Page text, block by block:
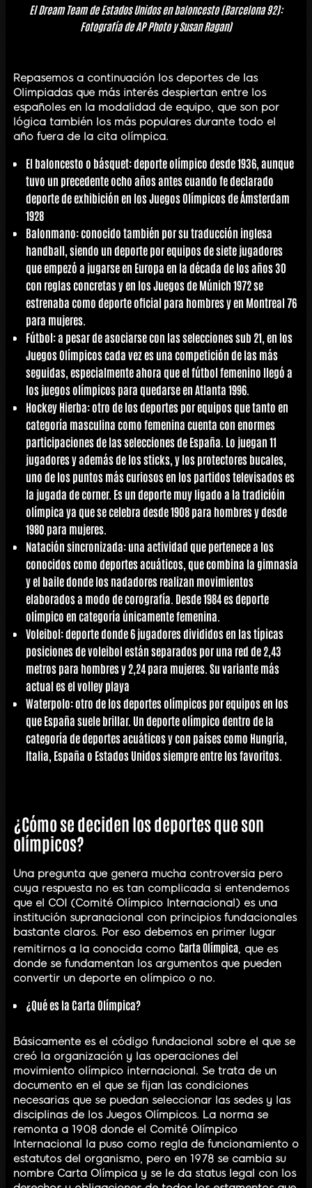
El Dream Team de Estados Unidos en baloncesto (Barcelona 92):
Fotografía de AP Photo y Susan Ragan)
Repasemos a continuación los deportes de las
Olimpiadas que más interés despiertan entre los
españoles en la modalidad de equipo, que son por
lógica también los más populares durante todo el
año fuera de la cita olímpica.
El baloncesto o básquet: deporte olímpico desde 1936, aunque
tuvo un precedente ocho años antes cuando fe declarado
deporte de exhibición en los Juegos Olímpicos de Ámsterdam
1928
Balonmano: conocido también por su traducción inglesa
handball, siendo un deporte por equipos de siete jugadores
que empezó a jugarse en Europa en la década de los años 30
con reglas concretas y en los Juegos de Múnich 1972 se
estrenaba como deporte oficial para hombres y en Montreal 76
para mujeres.
Fútbol: a pesar de asociarse con las selecciones sub 21, en los
Juegos Olímpicos cada vez es una competición de las más
seguidas, especialmente ahora que el fútbol femenino llegó a
los juegos olímpicos para quedarse en Atlanta 1996.
Hockey Hierba: otro de los deportes por equipos que tanto en
categoría masculina como femenina cuenta con enormes
participaciones de las selecciones de España. Lo juegan 11
jugadores y además de los sticks, y los protectores bucales,
uno de los puntos más curiosos en los partidos televisados es
la jugada de corner. Es un deporte muy ligado a la tradicióin
olímpica ya que se celebra desde 1908 para hombres y desde
1980 para mujeres.
Natación sincronizada: una actividad que pertenece a los
conocidos como deportes acuáticos, que combina la gimnasia
y el baile donde los nadadores realizan movimientos
elaborados a modo de corografía. Desde 1984 es deporte
olímpico en categoría únicamente femenina.
Voleibol: deporte donde 6 jugadores divididos en las típicas
posiciones de voleibol están separados por una red de 2,43
metros para hombres y 2,24 para mujeres. Su variante más
actual es el volley playa
Waterpolo: otro de los deportes olímpicos por equipos en los
que España suele brillar. Un deporte olímpico dentro de la
categoría de deportes acuáticos y con países como Hungría,
Italia, España o Estados Unidos siempre entre los favoritos.
¿Cómo se deciden los deportes que son
olímpicos?
Una pregunta que genera mucha controversia pero
cuya respuesta no es tan complicada si entendemos
que el COI (Comité Olímpico Internacional) es una
institución supranacional con principios fundacionales
bastante claros. Por eso debemos en primer lugar
remitirnos a la conocida como Carta Olímpica, que es
donde se fundamentan los argumentos que pueden
convertir un deporte en olímpico o no.
¿Qué es la Carta Olímpica?
Básicamente es el código fundacional sobre el que se
creó la organización y las operaciones del
movimiento olímpico internacional. Se trata de un
documento en el que se fijan las condiciones
necesarias que se puedan seleccionar las sedes y las
disciplinas de los Juegos Olímpicos. La norma se
remonta a 1908 donde el Comité Olímpico
Internacional la puso como regla de funcionamiento o
estatutos del organismo, pero en 1978 se cambia su
nombre Carta Olímpica y se le da status legal con los